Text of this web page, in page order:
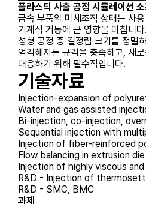
플라스틱 사출 공정 시뮬레이션 소
금속 부품의 미세조직 상태는 사
기계적 거동에 큰 영향을 미칩니다.
성형 공정 중 결정립 크기를 정밀
엄격해지는 규격을 충족하고, 새
대응하기 위해 필수적입니다.
기술자료
Injection-expansion of
Water and gas assisted
Bi-injection, co-injection,
Sequential injection with
Injection of fiber-reinforced
Flow balancing in extrusion die
Injection of highly viscous
R&D - Injection of
R&D - SMC, BMC
과제